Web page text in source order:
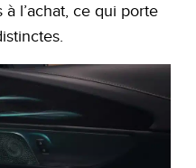
l’achat, ce qui porte